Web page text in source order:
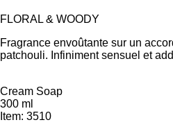
FLORAL & WOODY
Fragrance envoûtante sur un
patchouli. Infiniment sensuel et
Cream Soap
300 ml
Item: 3510